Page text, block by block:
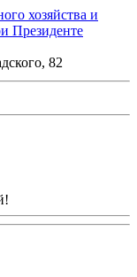
хозяйства и
Президенте
82